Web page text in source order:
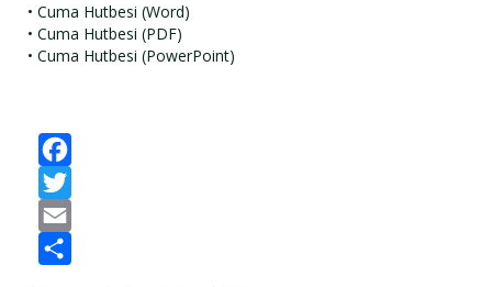
• Cuma Hutbesi (Word)
• Cuma Hutbesi (PDF)
• Cuma Hutbesi (PowerPoint)
Facebook
Twitter
Email